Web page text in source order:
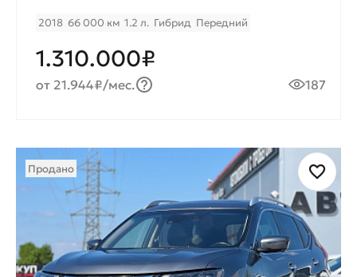
2018 66 000 км 1.2 л. Гибрид Передний
1.310.000₽
от 21.944₽/мес. 187
Продано